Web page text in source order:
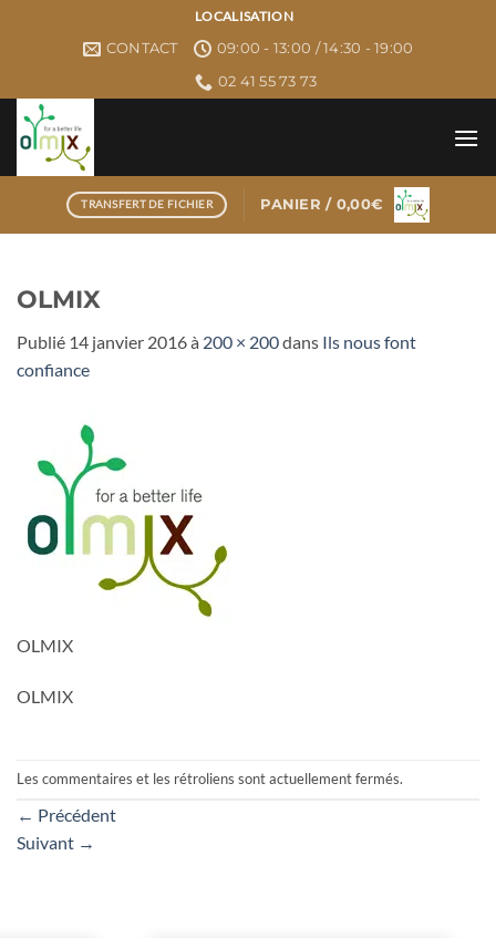
LOCALISATION
CONTACT
09:00 - 13:00 / 14:30 - 19:00
02 41 55 73 73
TRANSFERT DE FICHIER PANIER / 0,00€
OLMIX
Publié 14 janvier 2016à 200 × 200dans Ils nous font
confiance
OLMIX
OLMIX
Les commentaires et les rétroliens sont actuellement fermés.
← Précédent
Suivant →